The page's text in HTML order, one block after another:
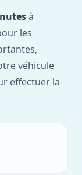
à
les
véhicule
effectuer la